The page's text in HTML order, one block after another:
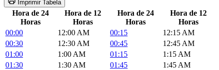
Imprimir Tabela
Hora de 24
Horas
Hora de 12
Horas
Hora de 24
Horas
Hora de 12
Horas
00:00
12:00 AM 00:15
12:15 AM
00:30
12:30 AM 00:45
12:45 AM
01:00
1:00 AM 01:15
1:15 AM
01:30
1:30 AM 01:45
1:45 AM